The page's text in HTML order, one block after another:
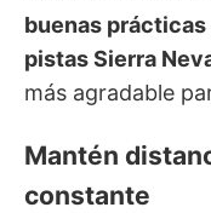
buenas
pistas Sierra
más agradable
Mantén
constante